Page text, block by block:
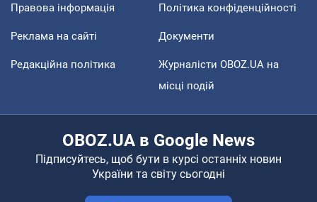
Правова інформація Політика конфіденційності
Реклама на сайті Документи
Редакційна політика
Журналісти OBOZ.UA на
місці подій
OBOZ.UA в Google News
Підписуйтесь, щоб бути в курсі останніх новин
України та світу сьогодні